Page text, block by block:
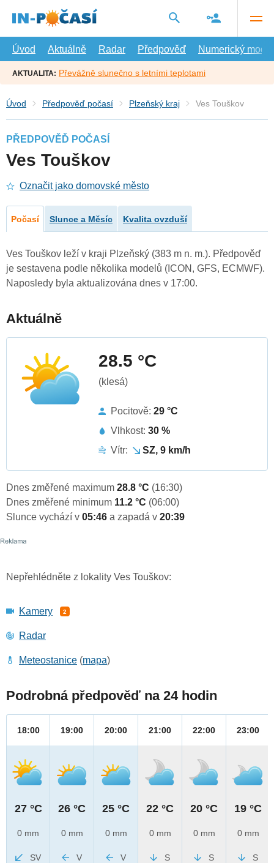
hlavní
Úvod
Aktuálně Radar Předpověď Numerický model
AKTUALITA: Převážně slunečno s letními teplotami
Úvod Předpověď počasí Plzeňský kraj Ves Touškov
PŘEDPOVĚĎ POČASÍ
Ves Touškov
Označit jako domovské město
Počasí Slunce a Měsíc Kvalita ovzduší
Ves Touškov leží v kraji Plzeňský (383 m n. m.). Předpověď
je sestavena podle několika modelů (ICON, GFS, ECMWF).
Naposledy byla aktualizována dnes v 17:00.
Aktuálně
28.5 °C
(klesá)
Pocitově: 29 °C
Vlhkost: 30 %
Vítr:
SZ, 9 km/h
Dnes změřené maximum 28.8 °C (16:30)
Dnes změřené minimum 11.2 °C (06:00)
Slunce vychází v 05:46 a zapadá v 20:39
Nepřehlédněte z lokality Ves Touškov:
Kamery 2
Radar
Meteostanice (mapa)
Podrobná předpověď na 24 hodin
18:00
27 °C
0 mm
SV
19:00
26 °C
0 mm
V
20:00
25 °C
0 mm
V
21:00
22 °C
0 mm
S
22:00
20 °C
0 mm
S
23:00
19 °C
0 mm
S